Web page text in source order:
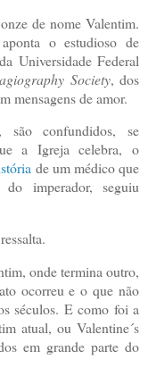
de nome Valentim.
o estudioso de
Universidade Federal
Society, dos
mensagens de amor.
são confundidos, se
a Igreja celebra, o
de um médico que
imperador, seguiu
onde termina outro,
ocorreu e o que não
séculos. E como foi a
atual, ou Valentine´s
em grande parte do